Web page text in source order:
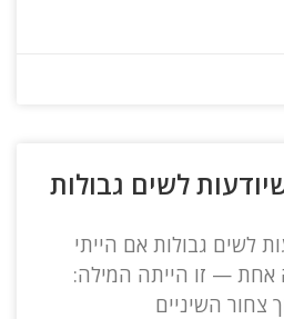
לשים גבולות
לשים גבולות אם הייתי
— זו הייתה המילה:
צחור השיניים